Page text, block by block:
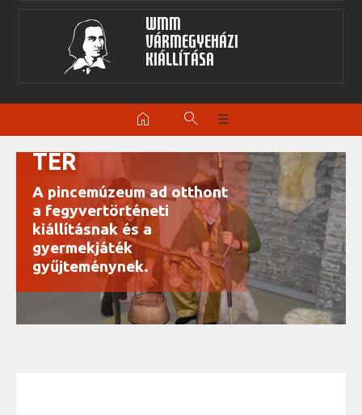
WMM
Vármegyeházi
kiállítása
home search ☰
PINCEMÚZEUM –
GYERMEKFOGLALKOZTATÓ
TÉR
A pincemúzeum ad otthont
a fegyvertörténeti
kiállításnak és a
gyermekjáték
gyűjteménynek.